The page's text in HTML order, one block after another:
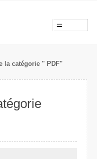
la catégorie " PDF"